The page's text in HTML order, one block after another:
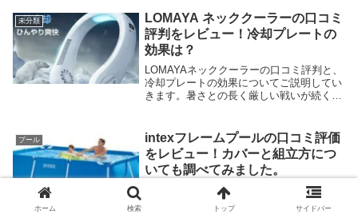
るコードレス回転モップクリーナーの中か
ら、マタニ...
未分類
LOMAYA ネッククーラーの口コミ
評判をレビュー！冷却プレートの
効果は？
LOMAYAネッククーラーの口コミ評判と、
冷却プレートの効果についてご説明してい
きます。暑さとの長く厳しい戦いが続く
ただけでグッタリしますね。さらにはエネ
ルギー不足...
プール
intexフレームプールの口コミ評価
をレビュー！カバーと組立方につ
いても調べてみました。
酷暑！猛暑！熱暑！子どもでなくてもプー
ルに入りたい！体が水を求めています。公
共のプールに行けば、芋洗い状態。人の多
ホーム 検索 トップ サイドバー